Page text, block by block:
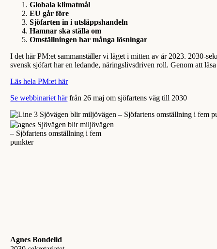
Globala klimatmål
EU går före
Sjöfarten in i utsläppshandeln
Hamnar ska ställa om
Omställningen har många lösningar
I det här PM:et sammanställer vi läget i mitten av år 2023. 2030-
svensk sjöfart har en ledande, näringslivsdriven roll. Genom att
Läs hela PM:et här
Se webbinariet härfrån 26 maj om sjöfartens väg till 2030
Agnes Bondelid